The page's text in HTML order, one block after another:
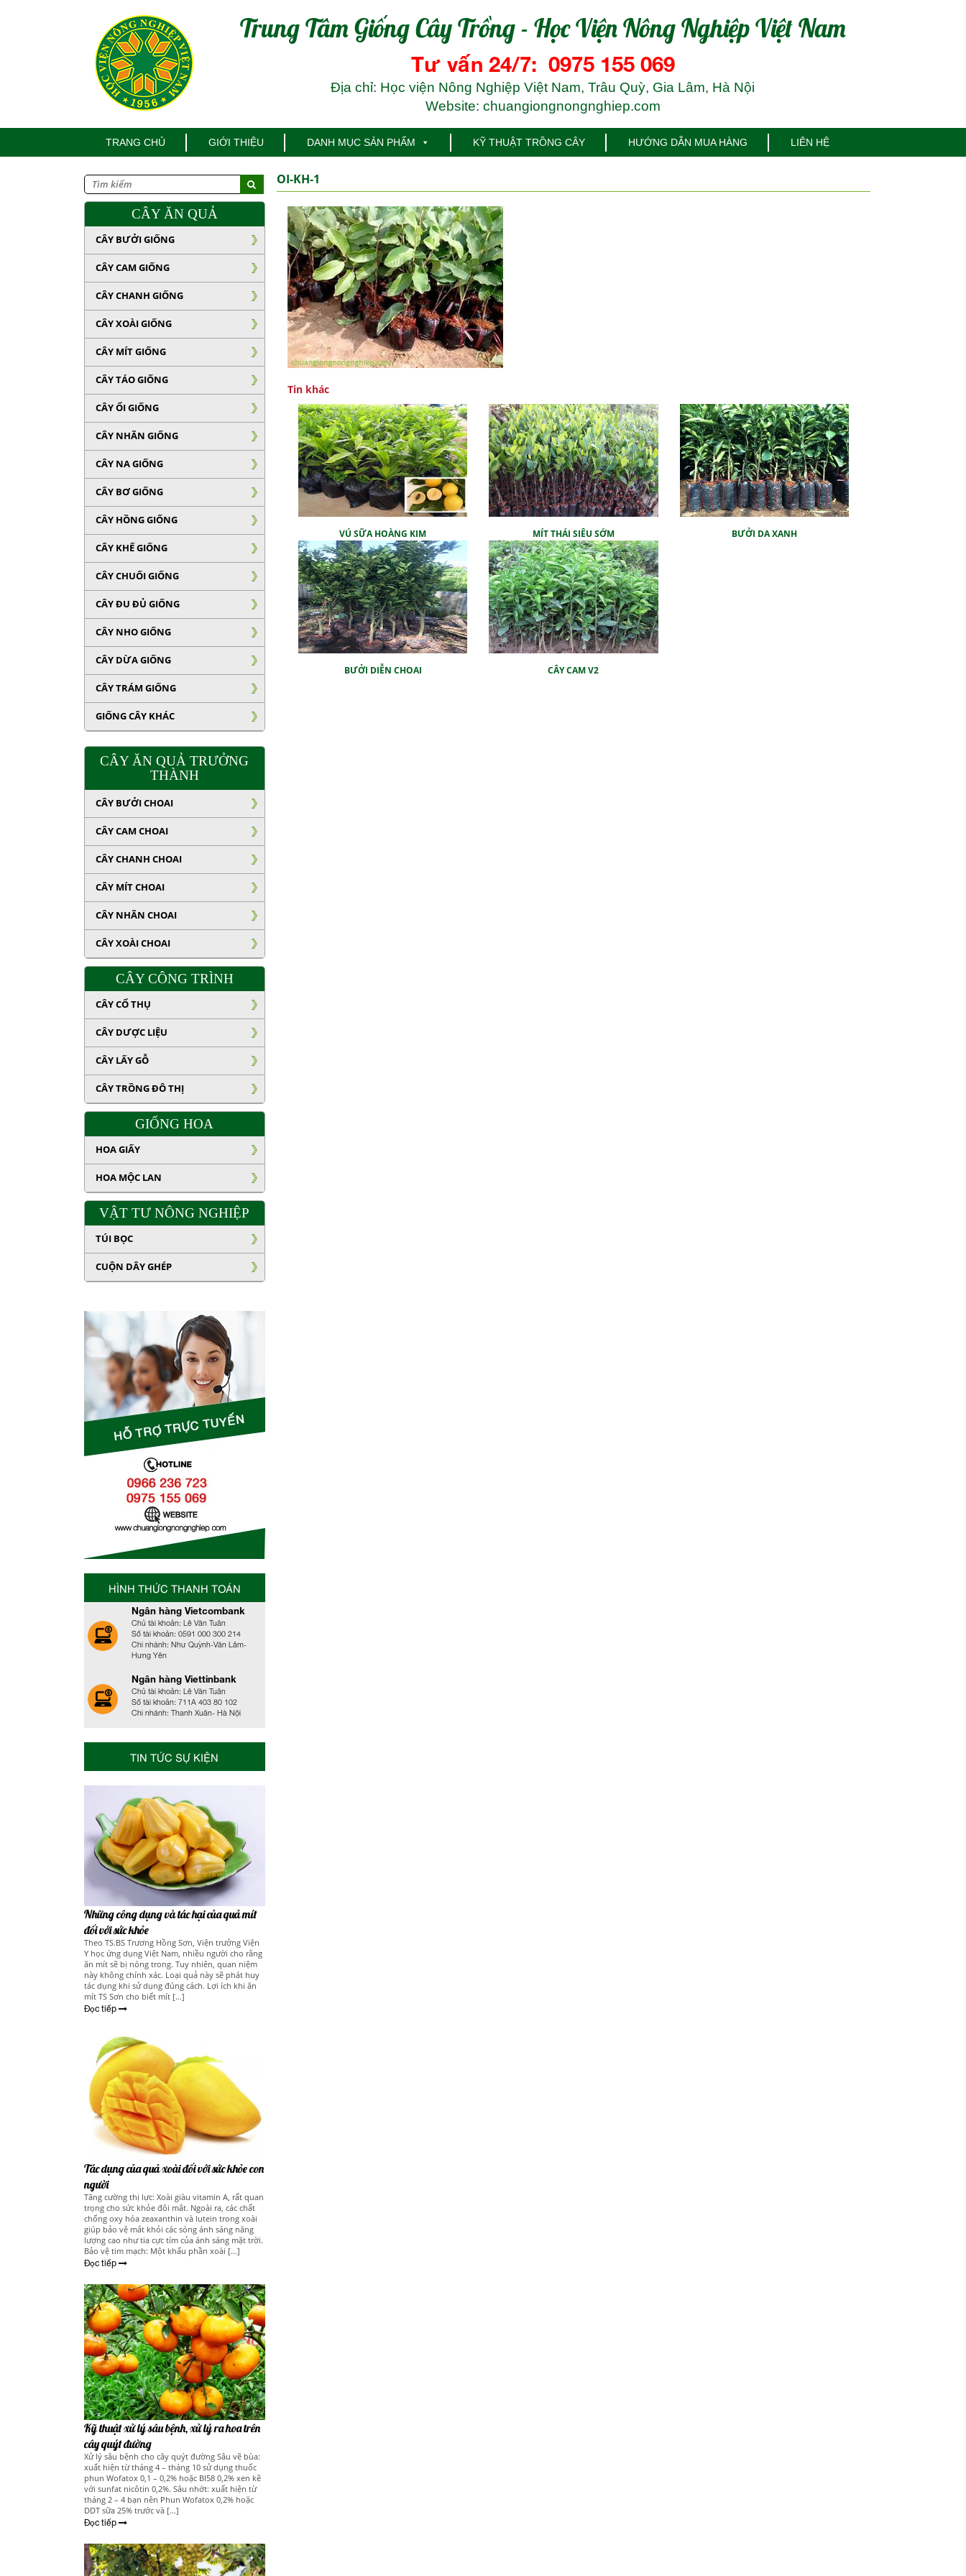
Trung Tâm Giống Cây Trồng - Học Viện Nông Nghiệp Việt Nam
Tư vấn 24/7: 0975 155 069
Địa chỉ: Học viện Nông Nghiệp Việt Nam, Trâu Quỳ, Gia Lâm, Hà Nội
Website: chuangiongnongnghiep.com
TRANG CHỦ GIỚI THIỆU DANH MỤC SẢN PHẨM KỸ THUẬT TRỒNG CÂY HƯỚNG DẪN MUA HÀNG LIÊN HỆ
CÂY ĂN QUẢ
CÂY BƯỞI GIỐNG
CÂY CAM GIỐNG
CÂY CHANH GIỐNG
CÂY XOÀI GIỐNG
CÂY MÍT GIỐNG
CÂY TÁO GIỐNG
CÂY ỔI GIỐNG
CÂY NHÃN GIỐNG
CÂY NA GIỐNG
CÂY BƠ GIỐNG
CÂY HỒNG GIỐNG
CÂY KHẾ GIỐNG
CÂY CHUỐI GIỐNG
CÂY ĐU ĐỦ GIỐNG
CÂY NHO GIỐNG
CÂY DỪA GIỐNG
CÂY TRÁM GIỐNG
GIỐNG CÂY KHÁC
CÂY ĂN QUẢ TRƯỞNG
THÀNH
CÂY BƯỞI CHOAI
CÂY CAM CHOAI
CÂY CHANH CHOAI
CÂY MÍT CHOAI
CÂY NHÃN CHOAI
CÂY XOÀI CHOAI
CÂY CÔNG TRÌNH
CÂY CỔ THỤ
CÂY DƯỢC LIỆU
CÂY LẤY GỖ
CÂY TRỒNG ĐÔ THỊ
GIỐNG HOA
HOA GIẤY
HOA MỘC LAN
VẬT TƯ NÔNG NGHIỆP
TÚI BỌC
CUỘN DÂY GHÉP
HÌNH THỨC THANH TOÁN
Ngân hàng Vietcombank
Chủ tài khoản: Lê Văn Tuân
Số tài khoản: 0591 000 300 214
Chi nhánh: Như Quỳnh-Văn Lâm-
Hưng Yên
Ngân hàng Viettinbank
Chủ tài khoản: Lê Văn Tuân
Số tài khoản: 711A 403 80 102
Chi nhánh: Thanh Xuân- Hà Nội
TIN TỨC SỰ KIỆN
Những công dụng và tác hại của quả mít
đối với sức khỏe
Theo TS.BS Trương Hồng Sơn, Viện trưởng Viện
Y học ứng dụng Việt Nam, nhiều người cho rằng
ăn mít sẽ bị nóng trong. Tuy nhiên, quan niệm
này không chính xác. Loại quả này sẽ phát huy
tác dụng khi sử dụng đúng cách. Lợi ích khi ăn
mít TS Sơn cho biết mít […]
Đọc tiếp
Tác dụng của quả xoài đối với sức khỏe con
người
Tăng cường thị lực: Xoài giàu vitamin A, rất quan
trọng cho sức khỏe đôi mắt. Ngoài ra, các chất
chống oxy hóa zeaxanthin và lutein trong xoài
giúp bảo vệ mắt khỏi các sóng ánh sáng năng
lượng cao như tia cực tím của ánh sáng mặt trời.
Bảo vệ tim mạch: Một khẩu phần xoài […]
Đọc tiếp
Kỹ thuật xử lý sâu bệnh, xử lý ra hoa trên
cây quýt đường
Xử lý sâu bệnh cho cây quýt đường Sâu vẽ bùa:
xuất hiện từ tháng 4 – tháng 10 sử dụng thuốc
phun Wofatox 0,1 – 0,2% hoặc BI58 0,2% xen kẽ
với sunfat nicôtin 0,2%. Sâu nhớt: xuất hiện từ
tháng 2 – 4 bạn nên Phun Wofatox 0,2% hoặc
DDT sữa 25% trước và […]
Đọc tiếp
OI-KH-1
Tin khác
VÚ SỮA HOÀNG KIM MÍT THÁI SIÊU SỚM BƯỞI DA XANH
BƯỞI DIỄN CHOAI CÂY CAM V2